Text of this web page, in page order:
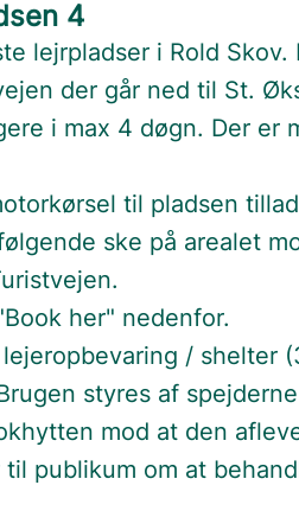
4
lejrpladser i Rold
der går ned til St.
i max 4 døgn. Der er
til pladsen
ske på arealet
her" nedenfor.
/ shelter
styres af
mod at den
publikum om at